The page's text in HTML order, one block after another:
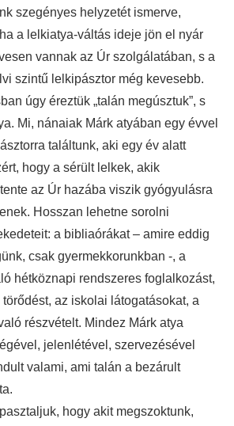
szegényes helyzetét ismerve,
a lelkiatya-váltás ideje jön el nyár
vannak az Úr szolgálatában, s a
szintű lelkipásztor még kevesebb.
úgy éreztük „talán megúsztuk”, s
Mi, nánaiak Márk atyában egy évvel
találtunk, aki egy év alatt
hogy a sérült lelkek, akik
az Úr hazába viszik gyógyulásra
Hosszan lehetne sorolni
a bibliaórákat – amire eddig
csak gyermekkorunkban -, a
hétköznapi rendszeres foglalkozást,
az iskolai látogatásokat, a
részvételt. Mindez Márk atya
jelenlétével, szervezésével
valami, ami talán a bezárult
hogy akit megszoktunk,